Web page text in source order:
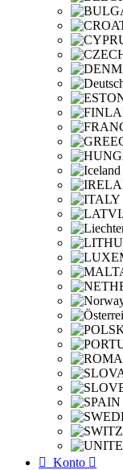
 Konto 